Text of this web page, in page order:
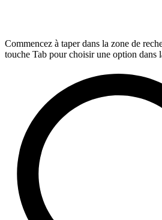
Commencez à taper dans la zone de
touche Tab pour choisir une option dans